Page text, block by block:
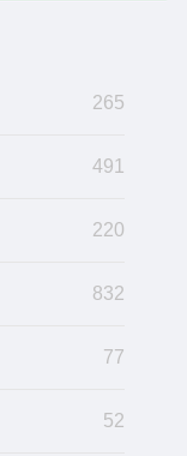
265
491
220
832
77
52